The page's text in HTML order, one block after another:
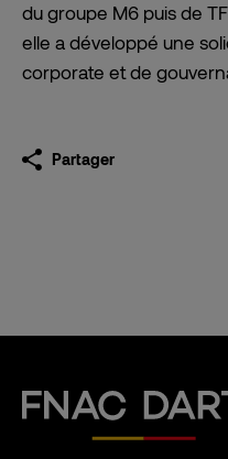
du groupe M6 puis de
elle a développé une
corporate et de
Partager
Fnac Darty